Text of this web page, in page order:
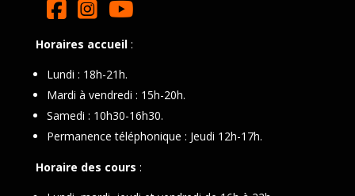
Horaires accueil:
Lundi : 18h-21h.
Mardi à vendredi : 15h-20h.
Samedi : 10h30-16h30.
Permanence téléphonique : Jeudi 12h-17h.
Horaire des cours :